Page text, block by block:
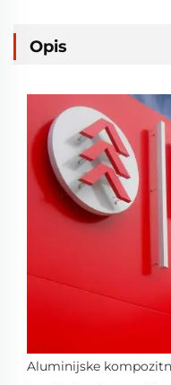
Opis
Aluminijske